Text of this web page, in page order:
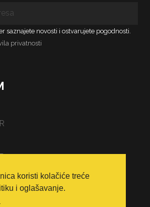
koristi kolačiće treće
i oglašavanje.
saznajete novosti i ostvarujete pogodnosti.
privatnosti